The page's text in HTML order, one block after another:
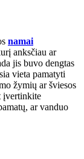
namai
anksčiau ar
jis buvo dengtas
vieta pamatyti
žymių ar šviesos
įvertinkite
ar vanduo